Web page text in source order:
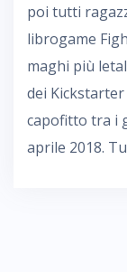
poi tutti
librogame
maghi più
dei
capofitto tra i
aprile 2018.